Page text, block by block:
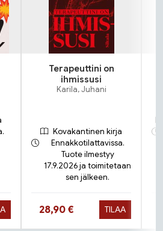
Terapeuttini on
ihmissusi
Karila, Juhani
Kovakantinen kirja
Ennakkotilattavissa.
Tuote ilmestyy
17.9.2026 ja toimitetaan
sen jälkeen.
Hinta nyt
28,90 € TILAA